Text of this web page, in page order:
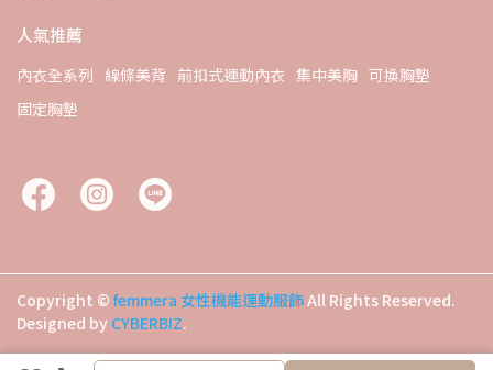
人氣推薦
內衣全系列 線條美背 前扣式運動內衣 集中美胸 可換胸墊
固定胸墊
Copyright © femmera 女性機能運動服飾All Rights Reserved.
Designed by CYBERBIZ.